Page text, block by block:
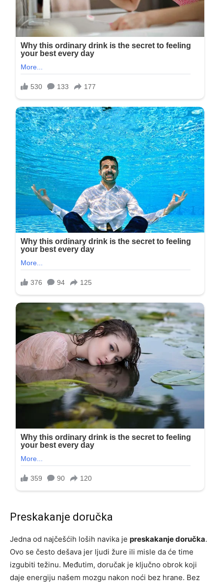
Preskakanje doručka
Jedna od najčešćih loših navika je preskakanje doručka.
Ovo se često dešava jer ljudi žure ili misle da će time
izgubiti težinu. Međutim, doručak je ključno obrok koji
daje energiju našem mozgu nakon noći bez hrane. Bez